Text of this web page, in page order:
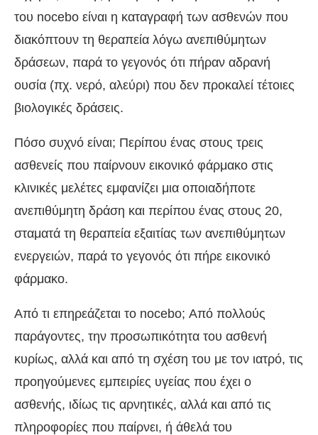
του nocebo είναι η καταγραφή των ασθενών που
διακόπτουν τη θεραπεία λόγω ανεπιθύμητων
δράσεων, παρά το γεγονός ότι πήραν αδρανή
ουσία (πχ. νερό, αλεύρι) που δεν προκαλεί τέτοιες
βιολογικές δράσεις.
Πόσο συχνό είναι; Περίπου ένας στους τρεις
ασθενείς που παίρνουν εικονικό φάρμακο στις
κλινικές μελέτες εμφανίζει μια οποιαδήποτε
ανεπιθύμητη δράση και περίπου ένας στους 20,
σταματά τη θεραπεία εξαιτίας των ανεπιθύμητων
ενεργειών, παρά το γεγονός ότι πήρε εικονικό
φάρμακο.
Από τι επηρεάζεται το nocebo; Από πολλούς
παράγοντες, την προσωπικότητα του ασθενή
κυρίως, αλλά και από τη σχέση του με τον ιατρό, τις
προηγούμενες εμπειρίες υγείας που έχει ο
ασθενής, ιδίως τις αρνητικές, αλλά και από τις
πληροφορίες που παίρνει, ή άθελά του